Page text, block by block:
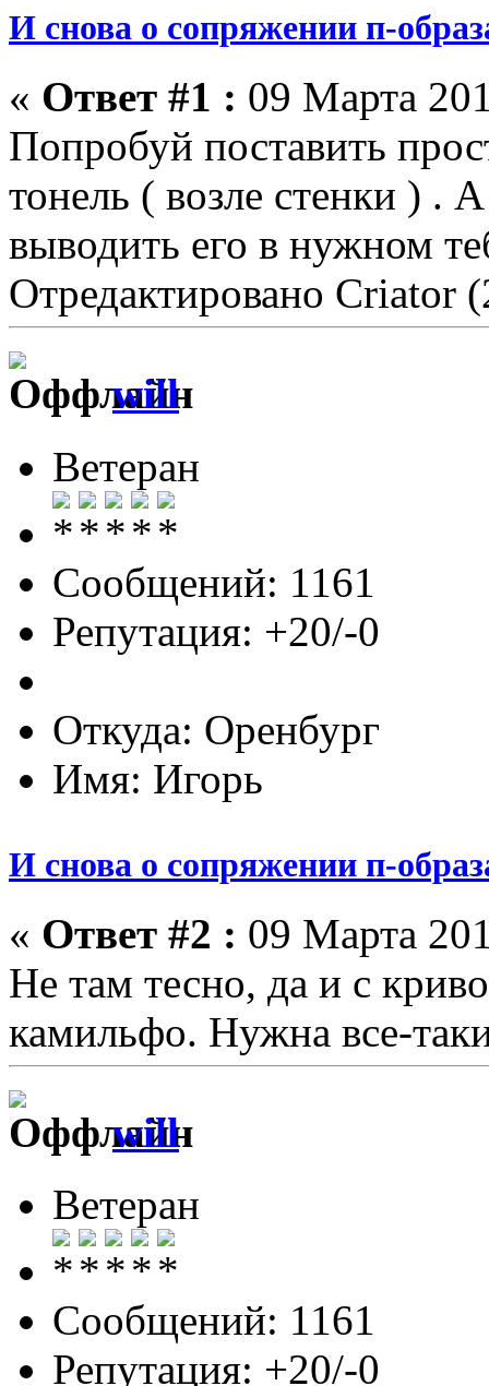
И снова о сопряжении п-
« Ответ #1 : 09 Марта
Попробуй поставить
тонель ( возле стенки ) .
выводить его в нужном
Отредактировано Criator
will
Ветеран
Сообщений: 1161
Репутация: +20/-0
Откуда: Оренбург
Имя: Игорь
И снова о сопряжении п-
« Ответ #2 : 09 Марта
Не там тесно, да и с
камильфо. Нужна все-
will
Ветеран
Сообщений: 1161
Репутация: +20/-0